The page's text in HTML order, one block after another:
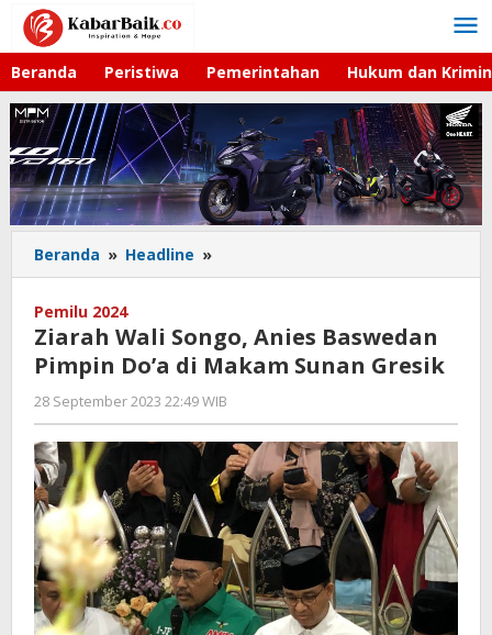
Lewati
konten
Beranda Peristiwa Pemerintahan Hukum dan
Beranda » Headline »
Wali
Baswedan
Pimpin
Do'a
Makam
Sunan
Gresik
Pemilu 2024
Ziarah Wali Songo, Anies Baswedan
Pimpin Do’a di Makam Sunan Gresik
28 September 2023 22:49 WIB
Andika
DP